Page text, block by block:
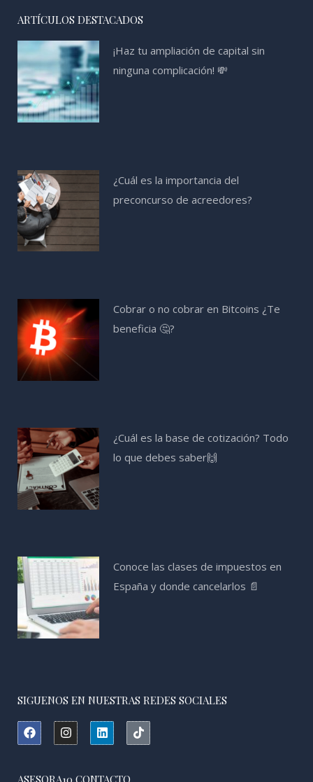
ARTÍCULOS DESTACADOS
¡Haz tu ampliación de capital sin
ninguna complicación! 💸
¿Cuál es la importancia del
preconcurso de acreedores?
Cobrar o no cobrar en Bitcoins ¿Te
beneficia 🤔?
¿Cuál es la base de cotización? Todo
lo que debes saber🙌
Conoce las clases de impuestos en
España y donde cancelarlos 📄
SIGUENOS EN NUESTRAS REDES SOCIALES
F
a
c
b
I
n
s
a
L
i
n
e
T
i
k
ASESORA10 CONTACTO